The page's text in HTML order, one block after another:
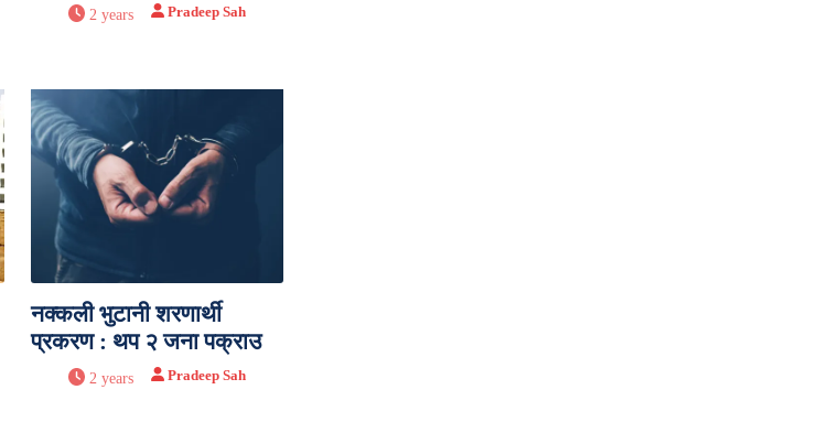
2 years Pradeep Sah
नक्कली भुटानी शरणार्थी
प्रकरण : थप २ जना पक्राउ
2 years Pradeep Sah